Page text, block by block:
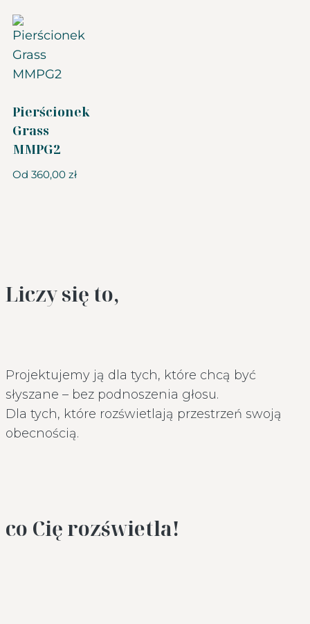
Pierścionek
Grass
MMPG2
Od 360,00 zł
Liczy się to,
Projektujemy ją dla tych, które chcą być
słyszane – bez podnoszenia głosu.
Dla tych, które rozświetlają przestrzeń swoją
obecnością.
co Cię rozświetla!